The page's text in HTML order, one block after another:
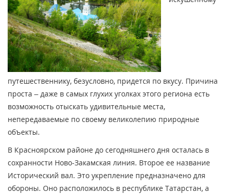
путешественнику, безусловно, придется по вкусу. Причина
проста – даже в самых глухих уголках этого региона есть
возможность отыскать удивительные места,
непередаваемые по своему великолепию природные
объекты.
В Красноярском районе до сегодняшнего дня осталась в
сохранности Ново-Закамская линия. Второе ее название
Исторический вал. Это укрепление предназначено для
обороны. Оно расположилось в республике Татарстан, а